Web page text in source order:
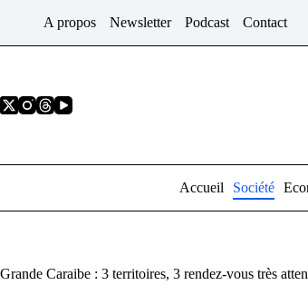
A propos Newsletter Podcast Contact
Accueil Société
Grande Caraibe : 3 territoires, 3 rendez-vous très